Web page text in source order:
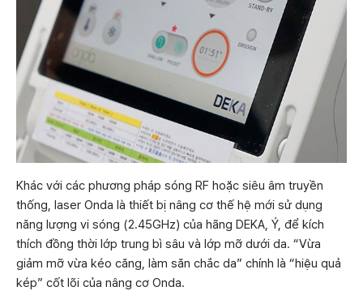
Khác với các phương pháp sóng RF hoặc siêu âm truyền
thống, laser Onda là thiết bị nâng cơ thế hệ mới sử dụng
năng lượng vi sóng (2.45GHz) của hãng DEKA, Ý, để kích
thích đồng thời lớp trung bì sâu và lớp mỡ dưới da. “Vừa
giảm mỡ vừa kéo căng, làm săn chắc da” chính là “hiệu quả
kép” cốt lõi của nâng cơ Onda.